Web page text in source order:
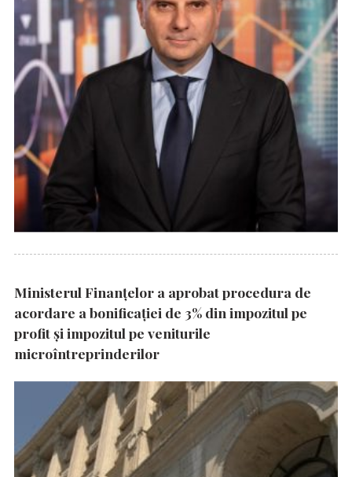
Ministerul Finanțelor a aprobat procedura de
acordare a bonificației de 3% din impozitul pe
profit și impozitul pe veniturile
microîntreprinderilor